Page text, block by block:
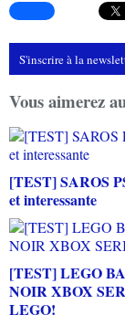
S'inscrire à la
Vous aimerez
[TEST] SAROS
et interessante
[TEST] LEGO
NOIR XBOX
LEGO!